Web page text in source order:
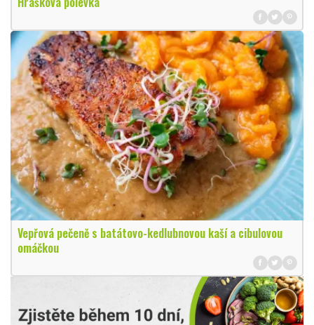
Vepřová pečeně s batátovo-kedlubnovou kaší a cibulovou
omáčkou